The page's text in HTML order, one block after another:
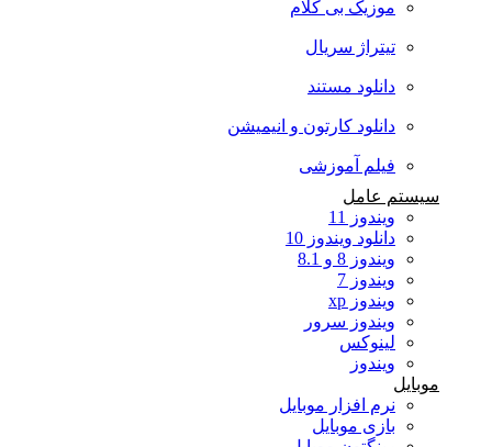
موزیک بی کلام
تیتراژ سریال
دانلود مستند
دانلود کارتون و انیمیشن
فیلم آموزشی
سیستم عامل
ویندوز 11
دانلود ویندوز 10
ویندوز 8 و 8.1
ویندوز 7
ویندوز xp
ویندوز سرور
لینوکس
ویندوز
موبایل
نرم افزار موبایل
بازی موبایل